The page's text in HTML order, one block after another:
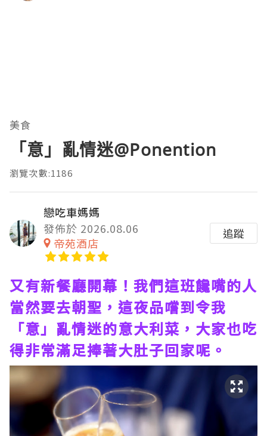
美食
「意」亂情迷@Ponention
瀏覽次數:1186
戀吃車媽媽
發佈於 2026.08.06
帝苑酒店
追蹤
又有新餐廳開幕！我們這班饞嘴的人
當然要去朝聖，這夜品嚐到令我
「意」亂情迷的意大利菜，大家也吃
得非常滿足捧著大肚子回家呢。